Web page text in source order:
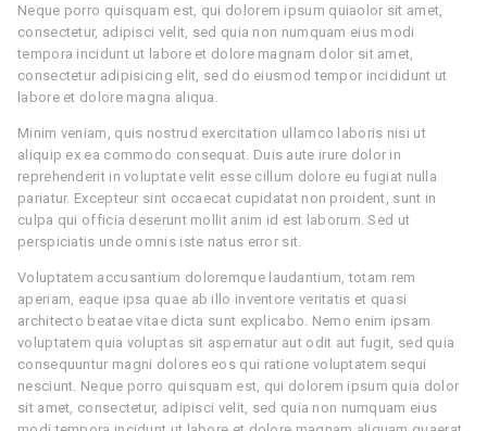
Neque porro quisquam est, qui dolorem ipsum quiaolor sit amet,
consectetur, adipisci velit, sed quia non numquam eius modi
tempora incidunt ut labore et dolore magnam dolor sit amet,
consectetur adipisicing elit, sed do eiusmod tempor incididunt ut
labore et dolore magna aliqua.
Minim veniam, quis nostrud exercitation ullamco laboris nisi ut
aliquip ex ea commodo consequat. Duis aute irure dolor in
reprehenderit in voluptate velit esse cillum dolore eu fugiat nulla
pariatur. Excepteur sint occaecat cupidatat non proident, sunt in
culpa qui officia deserunt mollit anim id est laborum. Sed ut
perspiciatis unde omnis iste natus error sit.
Voluptatem accusantium doloremque laudantium, totam rem
aperiam, eaque ipsa quae ab illo inventore veritatis et quasi
architecto beatae vitae dicta sunt explicabo. Nemo enim ipsam
voluptatem quia voluptas sit aspernatur aut odit aut fugit, sed quia
consequuntur magni dolores eos qui ratione voluptatem sequi
nesciunt. Neque porro quisquam est, qui dolorem ipsum quia dolor
sit amet, consectetur, adipisci velit, sed quia non numquam eius